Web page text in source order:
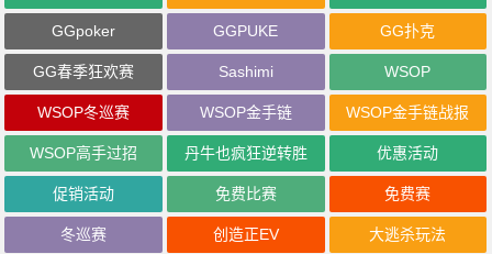
GGpoker GGPUKE GG扑克
GG春季狂欢赛 Sashimi WSOP
WSOP冬巡赛 WSOP金手链 WSOP金手链战报
WSOP高手过招 丹牛也疯狂逆转胜 优惠活动
促销活动 免费比赛 免费赛
冬巡赛 创造正EV 大逃杀玩法